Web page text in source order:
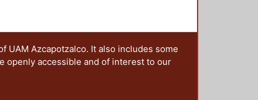
Azcapotzalco. It also includes some
openly accessible and of interest to our